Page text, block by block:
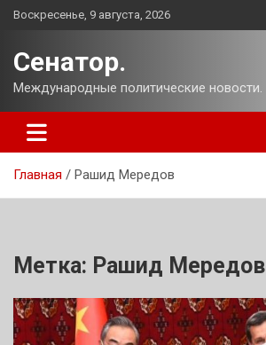
Перейти
Воскресенье, 9 августа, 2026
Сенатор.
Международные политические новости.
Главная Рашид Мередов
Метка: Рашид Мередов